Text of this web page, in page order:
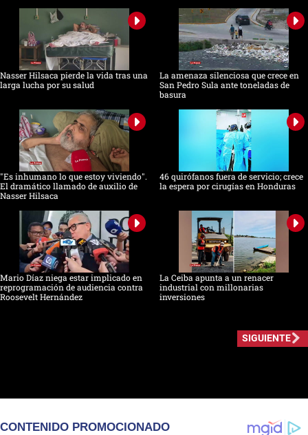
Nasser Hilsaca pierde la vida tras una
larga lucha por su salud
La amenaza silenciosa que crece en
San Pedro Sula ante toneladas de
basura
"Es inhumano lo que estoy viviendo".
El dramático llamado de auxilio de
Nasser Hilsaca
46 quirófanos fuera de servicio; crece
la espera por cirugías en Honduras
Mario Díaz niega estar implicado en
reprogramación de audiencia contra
Roosevelt Hernández
La Ceiba apunta a un renacer
industrial con millonarias
inversiones
SIGUIENTE
CONTENIDO PROMOCIONADO